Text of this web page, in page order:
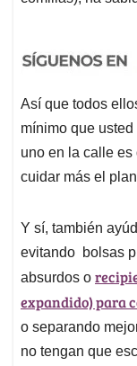
Así que todos
mínimo que
uno en la calle es
cuidar más el
Y sí, también
evitando bolsas
absurdos o
expandido) para
o separando
no tengan que